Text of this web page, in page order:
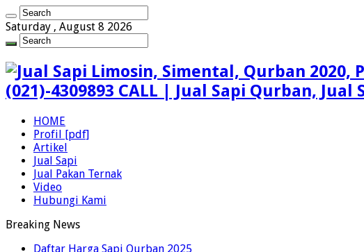
Saturday , August 8 2026
(021)-4309893 CALL | Jual Sapi Qurban,
HOME
Profil [pdf]
Artikel
Jual Sapi
Jual Pakan Ternak
Video
Hubungi Kami
Breaking News
Daftar Harga Sapi Qurban 2025